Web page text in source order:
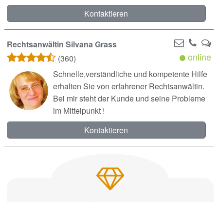
Kontaktieren
Rechtsanwältin Silvana Grass
(360)
online
Schnelle,verständliche und kompetente Hilfe
erhalten Sie von erfahrener Rechtsanwältin.
Bei mir steht der Kunde und seine Probleme
im Mittelpunkt !
Kontaktieren